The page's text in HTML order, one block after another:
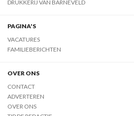
DRUKKERIJ VAN BARNEVELD
PAGINA'S
VACATURES
FAMILIEBERICHTEN
OVER ONS
CONTACT
ADVERTEREN
OVER ONS